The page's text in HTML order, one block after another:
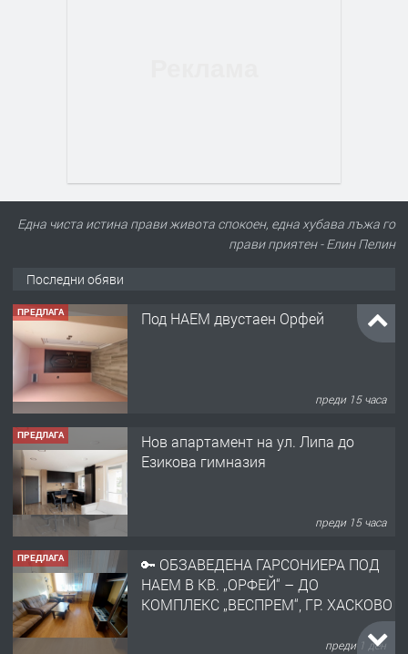
Една чиста истина прави живота спокоен, една хубава лъжа го
прави приятен - Елин Пелин
Последни обяви
ПРЕДЛАГА Под НАЕМ двустаен Орфей
преди 15 часа
ПРЕДЛАГА
Нов апартамент на ул. Липа до
Езикова гимназия
преди 15 часа
ПРЕДЛАГА
🔑 ОБЗАВЕДЕНА ГАРСОНИЕРА ПОД
НАЕМ В КВ. „ОРФЕЙ“ – ДО
КОМПЛЕКС „ВЕСПРЕМ“, ГР. ХАСКОВО
преди 1 ден